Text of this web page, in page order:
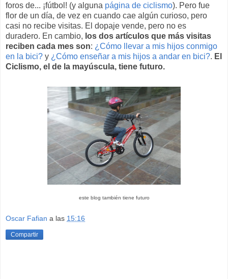
foros de... ¡fútbol! (y alguna página de ciclismo). Pero fue
flor de un día, de vez en cuando cae algún curioso, pero
casi no recibe visitas. El dopaje vende, pero no es
duradero. En cambio, los dos artículos que más visitas
reciben cada mes son: ¿Cómo llevar a mis hijos conmigo
en la bici? y ¿Cómo enseñar a mis hijos a andar en bici?. El
Ciclismo, el de la mayúscula, tiene futuro.
este blog también tiene futuro
Oscar Fafian a las 15:16
Compartir